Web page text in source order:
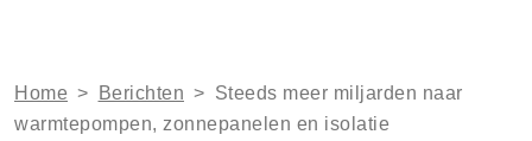
Home > Berichten > Steeds meer miljarden naar
warmtepompen, zonnepanelen en isolatie